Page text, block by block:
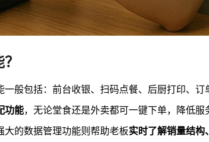
一般包括：前台收银、扫码点餐、后厨打印、
功能，无论堂食还是外卖都可一键下单，降低
的数据管理功能则帮助老板实时了解销量结构